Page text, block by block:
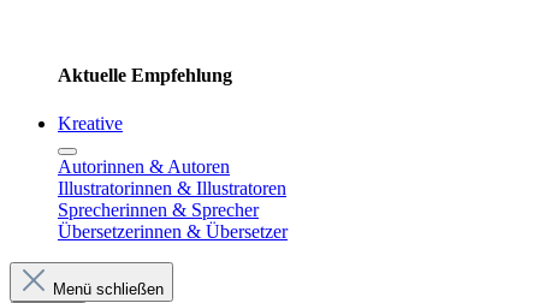
Aktuelle Empfehlung
Kreative
Autorinnen & Autoren
Illustratorinnen & Illustratoren
Sprecherinnen & Sprecher
Übersetzerinnen & Übersetzer
Menü schließen